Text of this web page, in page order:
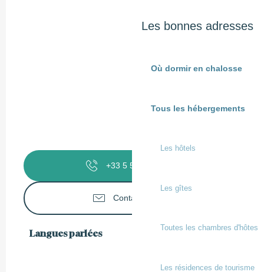
Les bonnes adresses
Où dormir en chalosse
Tous les hébergements
Les hôtels
Les gîtes
Toutes les chambres d'hôtes
Les résidences de tourisme
+33 5 58 98 44
Contactez-nous
Langues parlées
Langues parlées